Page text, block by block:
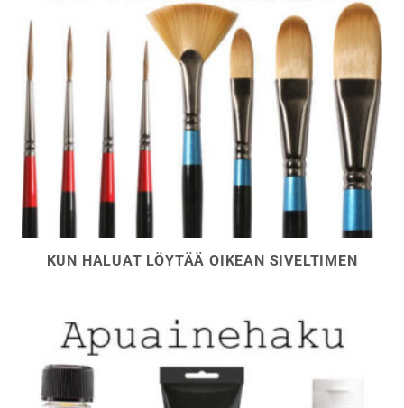
KUN HALUAT LÖYTÄÄ OIKEAN SIVELTIMEN